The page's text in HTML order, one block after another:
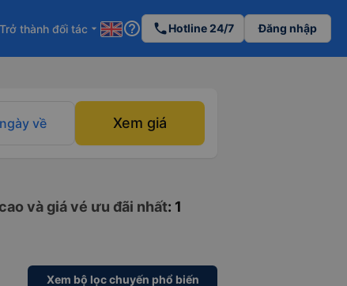
Trở thành đối tác arrow_drop_down help_outline phoneHotline 24/7 Đăng nhập
về Xem giá
và giá vé ưu đãi nhất: 1
Xem bộ lọc chuyến phổ biến